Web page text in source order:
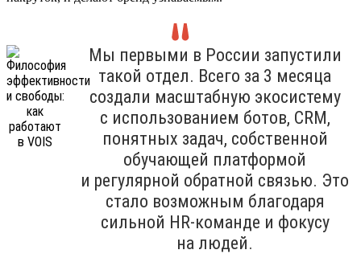
Мы первыми в России запустили
такой отдел. Всего за 3 месяца
создали масштабную экосистему
с использованием ботов, CRM,
понятных задач, собственной
обучающей платформой
и регулярной обратной связью. Это
стало возможным благодаря
сильной HR-команде и фокусу
на людей.